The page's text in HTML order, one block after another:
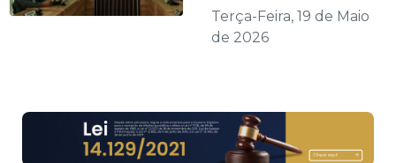
Terça-Feira, 19 de Maio
de 2026